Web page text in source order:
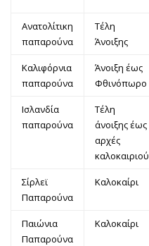
Ανατολίτικη
παπαρούνα
Τέλη
Άνοιξης
Καλιφόρνια
παπαρούνα
Άνοιξη έως
Φθινόπωρο
Ισλανδία
παπαρούνα
Τέλη
άνοιξης έως
αρχές
καλοκαιριού
Σίρλεϊ
Παπαρούνα
Καλοκαίρι
Παιώνια
Παπαρούνα
Καλοκαίρι